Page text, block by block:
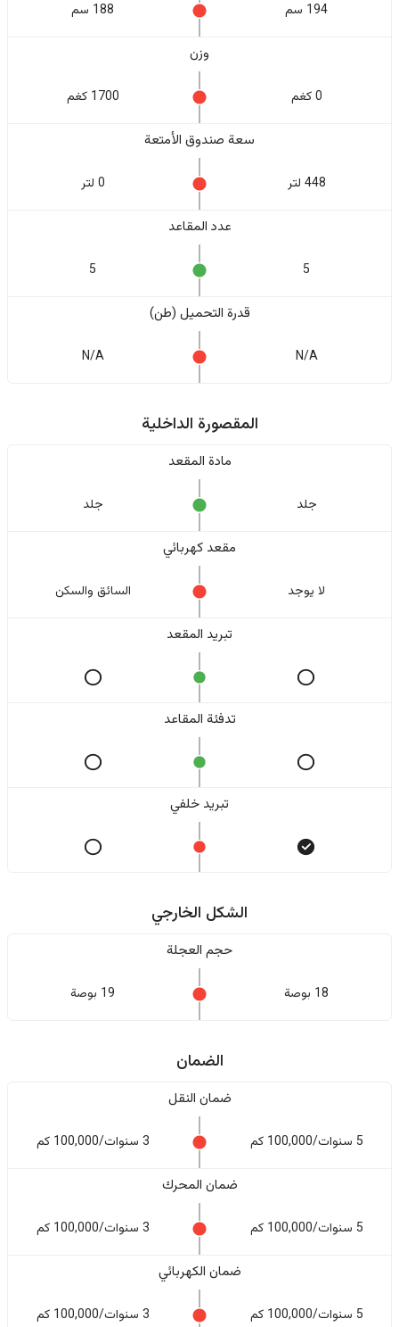
194 سم 188 سم
وزن
0 كغم 1700 كغم
سعة صندوق الأمتعة
448 لتر 0 لتر
عدد المقاعد
5
5
قدرة التحميل (طن)
N/A
N/A
المقصورة الداخلية
مادة المقعد
جلد جلد
مقعد كهربائي
لا یوجد السائق والسکن
تبريد المقعد
تدفئة المقاعد
تبريد خلفي
الشكل الخارجي
حجم العجلة
18 بوصة 19 بوصة
الضمان
ضمان النقل
5 سنوات/100,000 كم 3 سنوات/100,000 كم
ضمان المحرك
5 سنوات/100,000 كم 3 سنوات/100,000 كم
ضمان الكهربائي
5 سنوات/100,000 كم 3 سنوات/100,000 كم